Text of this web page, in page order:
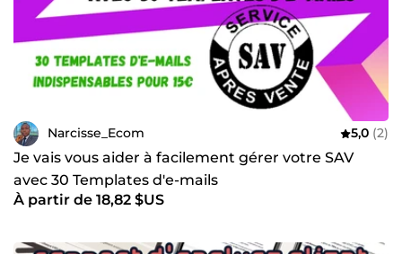
Narcisse_Ecom 5,0 (2)
Je vais vous aider à facilement gérer votre SAV
avec 30 Templates d'e-mails
À partir de 18,82 $US